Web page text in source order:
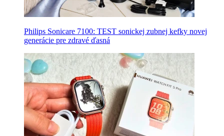
Philips Sonicare 7100: TEST sonickej zubnej kefky novej
generácie pre zdravé ďasná